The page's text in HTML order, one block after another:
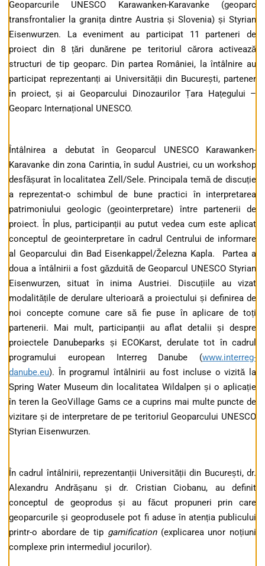
Geoparcurile UNESCO Karawanken-Karavanke (geoparc
transfrontalier la granița dintre Austria și Slovenia) și Styrian
Eisenwurzen. La eveniment au participat 11 parteneri de
proiect din 8 țări dunărene pe teritoriul cărora activează
structuri de tip geoparc. Din partea României, la întâlnire au
participat reprezentanți ai Universității din București, partener
în proiect, și ai Geoparcului Dinozaurilor Țara Hațegului –
Geoparc Internațional UNESCO.
Întâlnirea a debutat în Geoparcul UNESCO Karawanken-
Karavanke din zona Carintia, în sudul Austriei, cu un workshop
desfășurat în localitatea Zell/Sele. Principala temă de discuție
a reprezentat-o schimbul de bune practici în interpretarea
patrimoniului geologic (geointerpretare) între partenerii de
proiect. În plus, participanții au putut vedea cum este aplicat
conceptul de geointerpretare în cadrul Centrului de informare
al Geoparcului din Bad Eisenkappel/Železna Kapla. Partea a
doua a întâlnirii a fost găzduită de Geoparcul UNESCO Styrian
Eisenwurzen, situat în inima Austriei. Discuțiile au vizat
modalitățile de derulare ulterioară a proiectului și definirea de
noi concepte comune care să fie puse în aplicare de toți
partenerii. Mai mult, participanții au aflat detalii și despre
proiectele Danubeparks și ECOKarst, derulate tot în cadrul
programului european Interreg Danube (www.interreg-
danube.eu). În programul întâlnirii au fost incluse o vizită la
Spring Water Museum din localitatea Wildalpen și o aplicație
în teren la GeoVillage Gams ce a cuprins mai multe puncte de
vizitare și de interpretare de pe teritoriul Geoparcului UNESCO
Styrian Eisenwurzen.
În cadrul întâlnirii, reprezentanții Universității din București, dr.
Alexandru Andrășanu și dr. Cristian Ciobanu, au definit
conceptul de geoprodus și au făcut propuneri prin care
geoparcurile și geoprodusele pot fi aduse în atenția publicului
printr-o abordare de tip gamification(explicarea unor noțiuni
complexe prin intermediul jocurilor).